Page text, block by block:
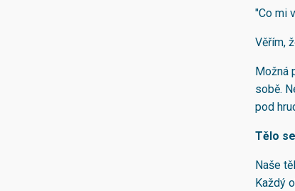
"Co mi
Věřím,
Možná
sobě.
pod
Tělo
Naše
Každý